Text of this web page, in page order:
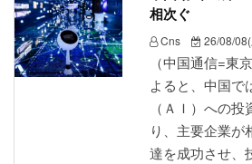
相次ぐ
Cns 26/08/
（中国通信=東
よると、中国で
（ＡＩ）への
り、主要企業が
達を成功させ、